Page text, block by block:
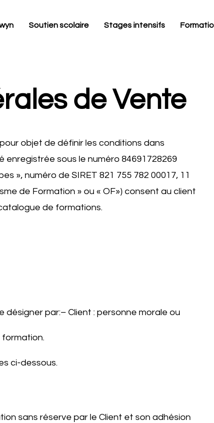
Soutien scolaire Stages intensifs
de Vente
objet de définir les conditions dans
enregistrée sous le numéro 84691728269
», numéro de SIRET 821 755 782 00017, 11
de Formation » ou « OF») consent au client
de formations.
désigner par:– Client : personne morale ou
formation.
ci-dessous.
sans réserve par le Client et son adhésion